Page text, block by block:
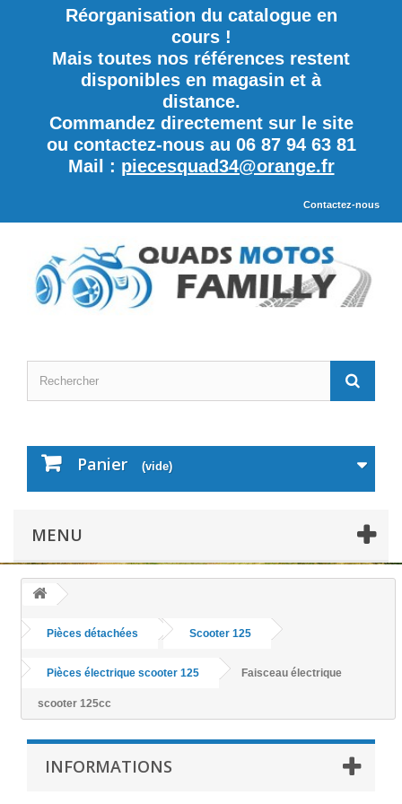
Réorganisation du catalogue en
cours !
Mais toutes nos références restent
disponibles en magasin et à
distance.
Commandez directement sur le site
ou contactez-nous au 06 87 94 63 81
Mail : piecesquad34@orange.fr
Contactez-nous
Panier (vide)
MENU
Pièces détachées Scooter 125
Pièces électrique scooter 125 Faisceau électrique
scooter 125cc
INFORMATIONS